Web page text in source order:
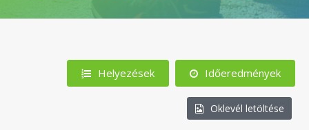
Helyezések Időeredmények
Oklevél letöltése